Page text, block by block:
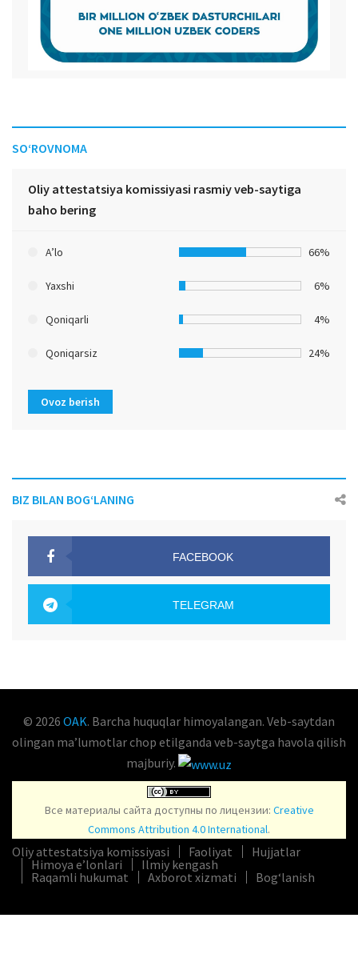
SO‘ROVNOMA
Oliy attestatsiya komissiyasi rasmiy veb-saytiga
baho bering
A’lo 66%
Yaxshi 6%
Qoniqarli 4%
Qoniqarsiz 24%
Ovoz berish
BIZ BILAN BOG‘LANING
FACEBOOK
TELEGRAM
© 2026 OAK. Barcha huquqlar himoyalangan. Veb-saytdan
olingan maʼlumotlar chop etilganda veb-saytga havola qilish
majburiy.
Все материалы сайта доступны по лицензии: Creative
Commons Attribution 4.0 International.
Oliy attestatsiya komissiyasi Faoliyat
Hujjatlar
Himoya e’lonlari
Ilmiy kengash
Raqamli hukumat
Axborot xizmati Bog‘lanish